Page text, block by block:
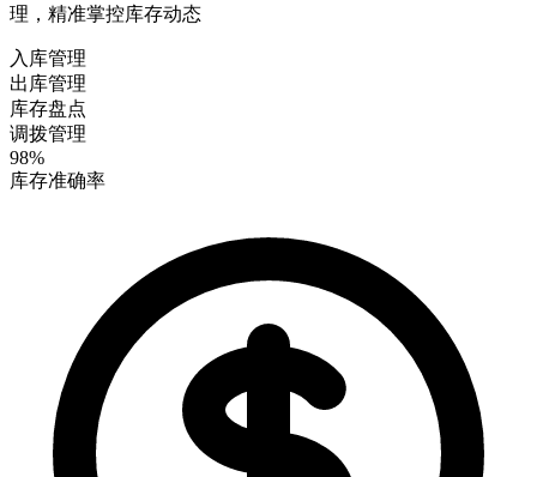
理，精准掌控库存动态
入库管理
出库管理
库存盘点
调拨管理
98%
库存准确率